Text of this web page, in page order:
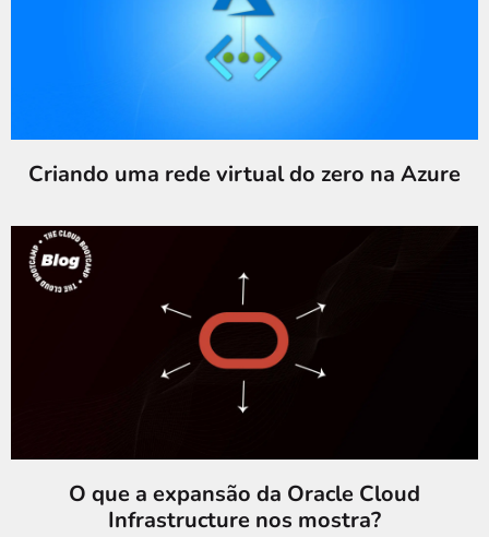
Criando uma rede virtual do zero na Azure
O que a expansão da Oracle Cloud
Infrastructure nos mostra?